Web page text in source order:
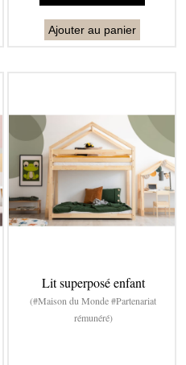
Ajouter au panier
Lit superposé enfant
(#Maison du Monde #Partenariat
rémunéré)